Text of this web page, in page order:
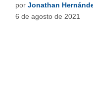
por Jonathan
6 de agosto de 2021